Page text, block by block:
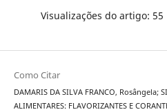
Visualizações do artigo: 55
Como Citar
DAMARIS DA SILVA FRANCO, Rosângela;
ALIMENTARES: FLAVORIZANTES E